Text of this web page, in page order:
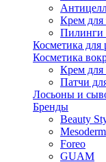
Крем для
Пилинги
Косметика для
Косметика
Крем для
Патчи
Лосьоны и
Бренды
Beauty
Mesoderm
Foreo
GUAM